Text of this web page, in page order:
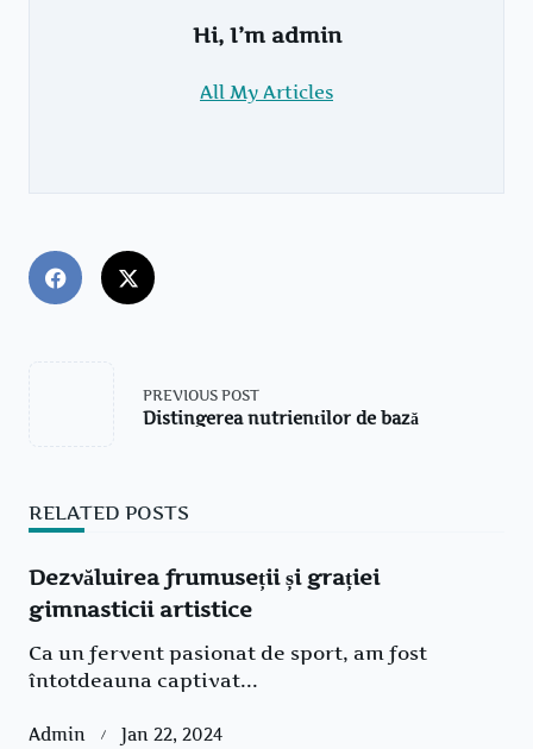
Hi, I’m admin
All My Articles
class="nav-PREVIOUS POST
Distingerea nutrienților de bază
RELATED POSTS
Dezvăluirea frumuseții și grației
gimnasticii artistice
Ca un fervent pasionat de sport, am fost
întotdeauna captivat...
Admin Jan 22, 2024